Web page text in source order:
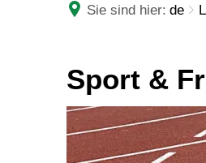
Sie sind hier: de
Sport &